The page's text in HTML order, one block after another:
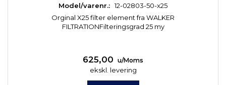
Model/varenr.: 12-02803-50-x25
Orginal X25 filter element fra WALKER
FILTRATIONFilteringsgrad 25 my
625,00 u/Moms
ekskl. levering